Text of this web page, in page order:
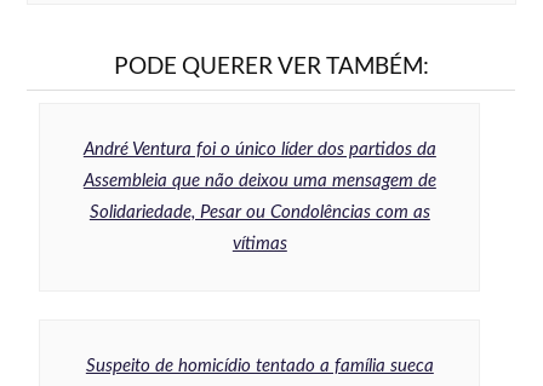
PODE QUERER VER TAMBÉM:
André Ventura foi o único líder dos partidos da
Assembleia que não deixou uma mensagem de
Solidariedade, Pesar ou Condolências com as
vítimas
Suspeito de homicídio tentado a família sueca